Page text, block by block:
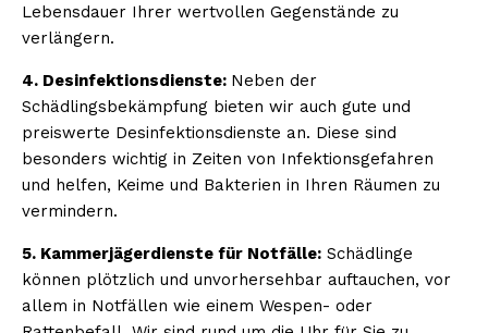
Lebensdauer Ihrer wertvollen Gegenstände zu
verlängern.
4. Desinfektionsdienste: Neben der
Schädlingsbekämpfung bieten wir auch gute und
preiswerte Desinfektionsdienste an. Diese sind
besonders wichtig in Zeiten von Infektionsgefahren
und helfen, Keime und Bakterien in Ihren Räumen zu
vermindern.
5. Kammerjägerdienste für Notfälle: Schädlinge
können plötzlich und unvorhersehbar auftauchen, vor
allem in Notfällen wie einem Wespen- oder